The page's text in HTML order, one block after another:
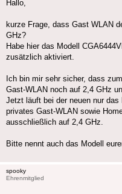
Hallo,
kurze Frage, dass Gast WLAN
GHz?
Habe hier das Modell
zusätzlich aktiviert.
Ich bin mir sehr sicher, dass
Gast-WLAN noch auf 2,4 GHz
Jetzt läuft bei der neuen nur
privates Gast-WLAN sowie
ausschließlich auf 2,4 GHz.
Bitte nennt auch das Modell
spooky
Ehrenmitglied